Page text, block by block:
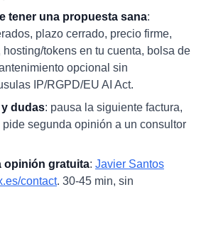
tener una propuesta sana:
plazo cerrado, precio firme,
tokens en tu cuenta, bolsa de
opcional sin
IP/RGPD/EU AI Act.
dudas: pausa la siguiente factura,
pide segunda opinión a un consultor
opinión gratuita: Javier Santos
contact. 30-45 min, sin